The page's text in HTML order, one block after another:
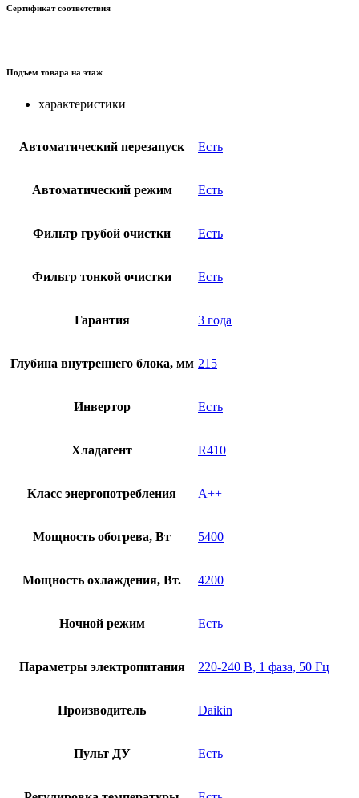
Сертификат соответствия
Подъем товара на этаж
характеристики
Автоматический перезапуск Есть
Автоматический режим Есть
Фильтр грубой очистки Есть
Фильтр тонкой очистки Есть
Гарантия 3 года
Глубина внутреннего блока, мм 215
Инвертор Есть
Хладагент R410
Класс энергопотребления А++
Мощность обогрева, Вт 5400
Мощность охлаждения, Вт. 4200
Ночной режим Есть
Параметры электропитания 220-240 В, 1 фаза, 50 Гц
Производитель Daikin
Пульт ДУ Есть